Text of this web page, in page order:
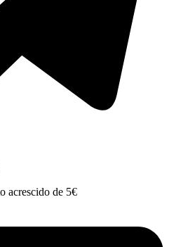
acrescido de 5€